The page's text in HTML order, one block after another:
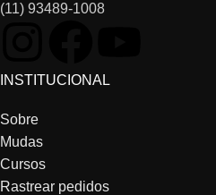
(11) 93489-1008
INSTITUCIONAL
Sobre
Mudas
Cursos
Rastrear pedidos